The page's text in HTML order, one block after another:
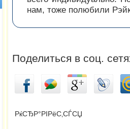
нам, тоже полюбили
Поделиться в соц.
РќСЂР°РІРёС‚СЃСЏ